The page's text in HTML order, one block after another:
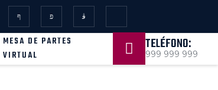
MESA DE PARTES
VIRTUAL
TELÉFONO:
999 999 999